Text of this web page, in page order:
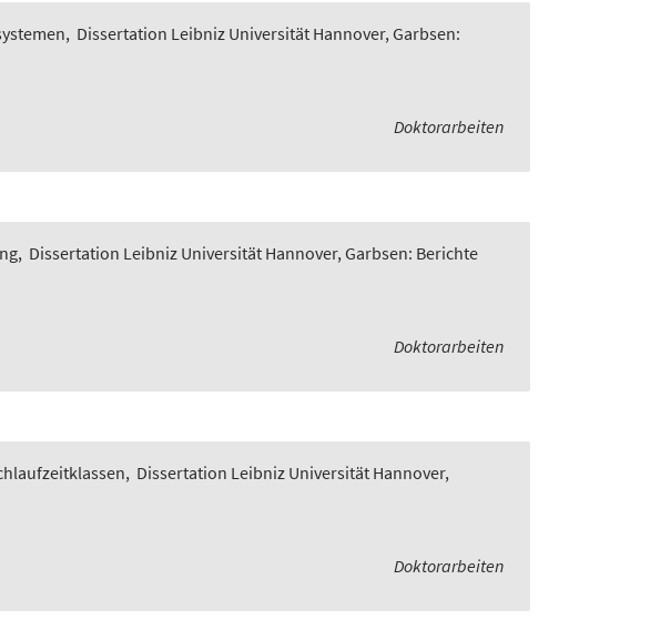
, Dissertation Leibniz Universität Hannover, Garbsen:
Doktorarbeiten
, Dissertation Leibniz Universität Hannover, Garbsen: Berichte
Doktorarbeiten
, Dissertation Leibniz Universität Hannover,
Doktorarbeiten